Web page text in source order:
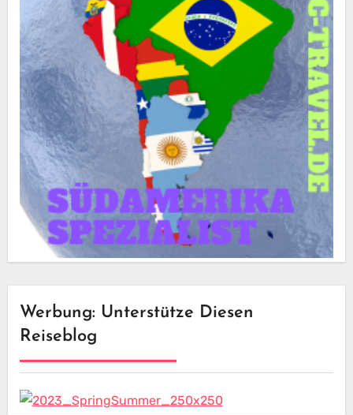
Werbung: Unterstütze Diesen
Reiseblog